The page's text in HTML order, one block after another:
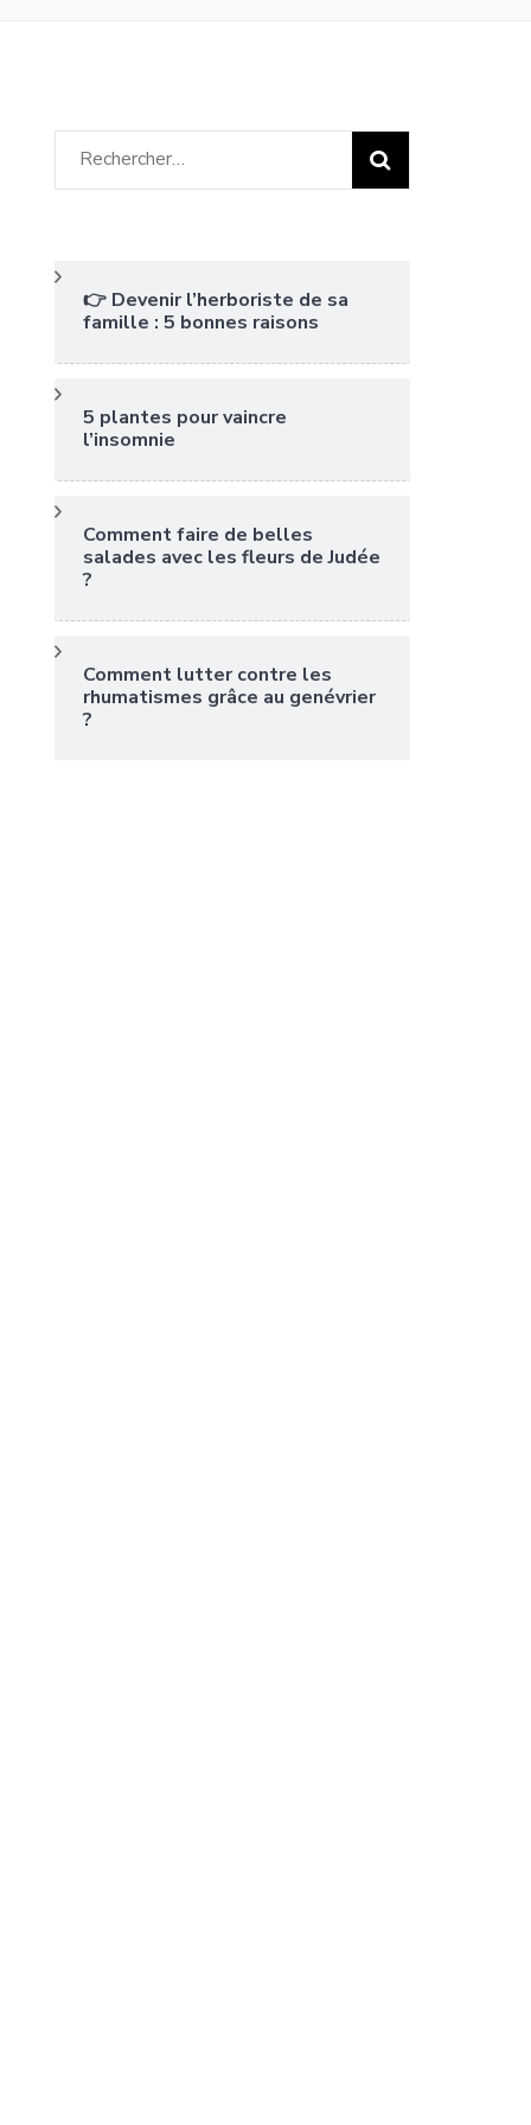
Rechercher :
👉 Devenir l’herboriste de sa
famille : 5 bonnes raisons
5 plantes pour vaincre
l’insomnie
Comment faire de belles
salades avec les fleurs de Judée
?
Comment lutter contre les
rhumatismes grâce au genévrier
?